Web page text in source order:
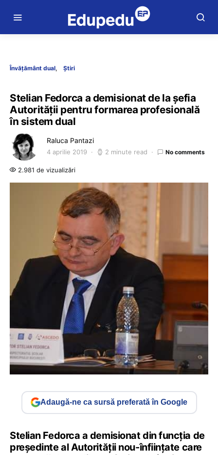
Învățământ dual Știri
Stelian Fedorca a demisionat de la șefia
Autorității pentru formarea profesională
în sistem dual
Raluca Pantazi
4 aprilie 2019 2 minute read No comments
2.981 de vizualizări
Adaugă-ne ca sursă preferată în Google
Stelian Fedorca a demisionat din funcția de
președinte al Autorității nou-înființate care